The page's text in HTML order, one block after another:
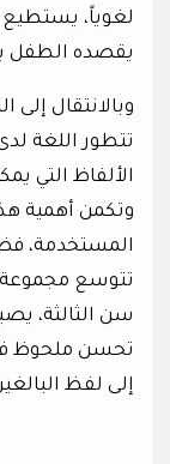
لغوياً، يستطيع
يقصده الطفل
وبالانتقال
تتطور اللغة
الألفاظ التي
وتكمن أهمية
المستخدمة،
تتوسع مجموعة
سن الثالثة،
تحسن ملحوظ
إلى لفظ